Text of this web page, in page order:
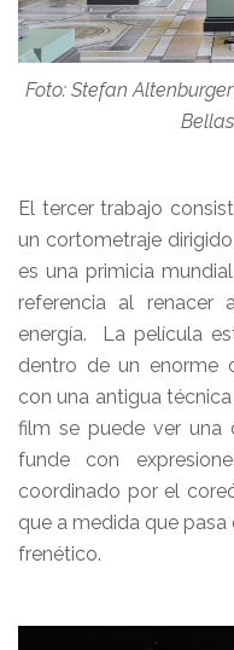
Foto: Stefan
El tercer trabajo
un cortometraje
es una primicia
referencia al
energía. La película
dentro de un enorme
con una antigua
film se puede ver una
funde con
coordinado por el
que a medida que
frenético.